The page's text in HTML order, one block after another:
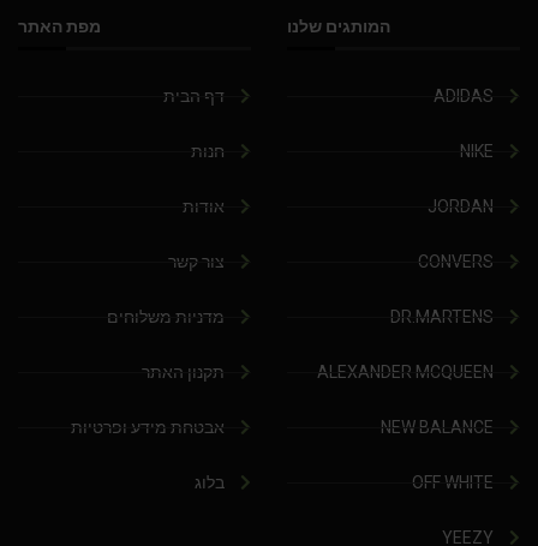
המותגים שלנו
ADIDAS
NIKE
JORDAN
CONVERS
DR.MARTENS
ALEXANDER MCQUEEN
NEW BALANCE
OFF WHITE
YEEZY
מפת האתר
דף הבית
חנות
אודות
צור קשר
מדניות משלוחים
תקנון האתר
אבטחת מידע ופרטיות
בלוג